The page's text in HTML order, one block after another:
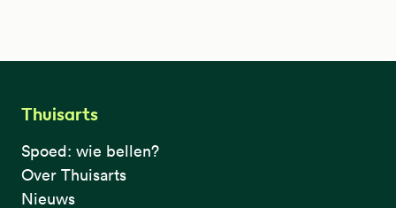
Thuisarts
Spoed: wie bellen?
Over Thuisarts
Nieuws